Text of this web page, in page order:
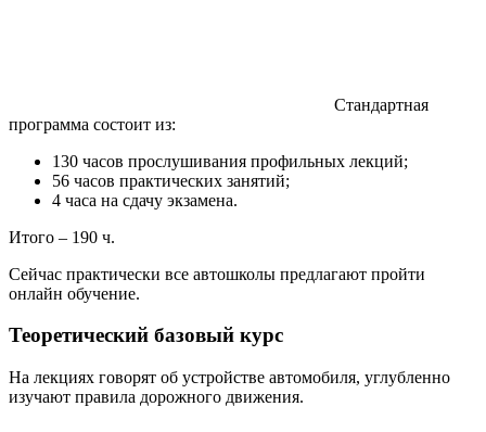
Стандартная
программа состоит из:
130 часов прослушивания профильных лекций;
56 часов практических занятий;
4 часа на сдачу экзамена.
Итого – 190 ч.
Сейчас практически все автошколы предлагают пройти
онлайн обучение.
Теоретический базовый курс
На лекциях говорят об устройстве автомобиля, углубленно
изучают правила дорожного движения.